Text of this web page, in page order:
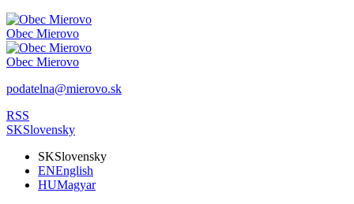
Obec Mierovo
Obec Mierovo
podatelna@mierovo.sk
RSS
SKSlovensky
SKSlovensky
ENEnglish
HUMagyar